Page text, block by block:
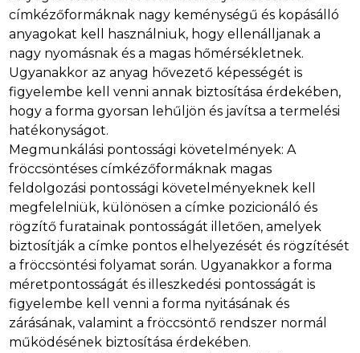
címkézőformáknak nagy keménységű és kopásálló
anyagokat kell használniuk, hogy ellenálljanak a
nagy nyomásnak és a magas hőmérsékletnek.
Ugyanakkor az anyag hővezető képességét is
figyelembe kell venni annak biztosítása érdekében,
hogy a forma gyorsan lehűljön és javítsa a termelési
hatékonyságot.
Megmunkálási pontossági követelmények: A
fröccsöntéses címkézőformáknak magas
feldolgozási pontossági követelményeknek kell
megfelelniük, különösen a címke pozicionáló és
rögzítő furatainak pontosságát illetően, amelyek
biztosítják a címke pontos elhelyezését és rögzítését
a fröccsöntési folyamat során. Ugyanakkor a forma
méretpontosságát és illeszkedési pontosságát is
figyelembe kell venni a forma nyitásának és
zárásának, valamint a fröccsöntő rendszer normál
működésének biztosítása érdekében.